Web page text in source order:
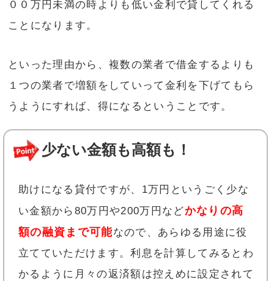
００万円未満の時よりも低い金利で貸してくれる
ことになります。
といった理由から、複数の業者で借金するよりも
１つの業者で増額をしていって金利を下げてもら
うようにすれば、得になるということです。
少ない金額も高額も！
助けになる貸付ですが、1万円というごく少な
い金額から80万円や200万円などかなりの高
額の融資まで可能なので、あらゆる用途に役
立てていただけます。利息を計算してみるとわ
かるように月々の返済額は控えめに設定されて